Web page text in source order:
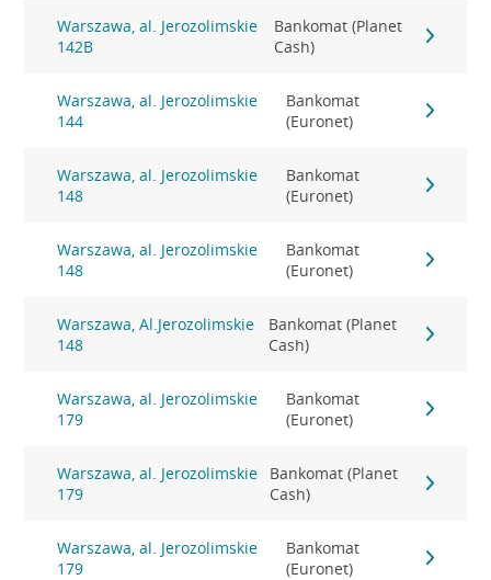
Warszawa, al. Jerozolimskie
142B
Bankomat (Planet
Cash)
Warszawa, al. Jerozolimskie
144
Bankomat
(Euronet)
Warszawa, al. Jerozolimskie
148
Bankomat
(Euronet)
Warszawa, al. Jerozolimskie
148
Bankomat
(Euronet)
Warszawa, Al.Jerozolimskie
148
Bankomat (Planet
Cash)
Warszawa, al. Jerozolimskie
179
Bankomat
(Euronet)
Warszawa, al. Jerozolimskie
179
Bankomat (Planet
Cash)
Warszawa, al. Jerozolimskie
179
Bankomat
(Euronet)